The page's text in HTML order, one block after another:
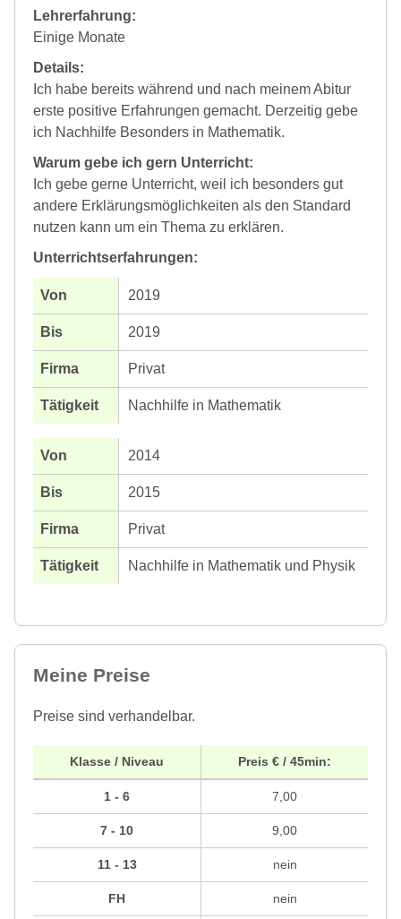
Lehrerfahrung:
Einige Monate
Details:
Ich habe bereits während und nach meinem Abitur
erste positive Erfahrungen gemacht. Derzeitig gebe
ich Nachhilfe Besonders in Mathematik.
Warum gebe ich gern Unterricht:
Ich gebe gerne Unterricht, weil ich besonders gut
andere Erklärungsmöglichkeiten als den Standard
nutzen kann um ein Thema zu erklären.
Unterrichtserfahrungen:
2019
2019
Privat
Nachhilfe in Mathematik
2014
2015
Privat
Nachhilfe in Mathematik und Physik
Meine Preise
Preise sind verhandelbar.
Klasse / Niveau
1 - 6
7 - 10
11 - 13
FH
Preis € / 45min:
7,00
9,00
nein
nein